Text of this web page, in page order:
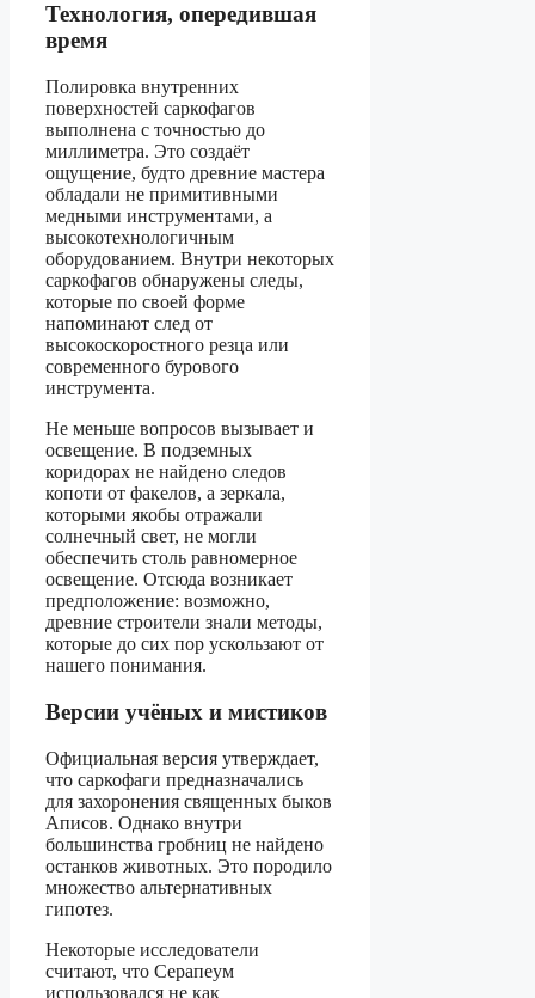
Технология, опередившая
время
Полировка внутренних
поверхностей саркофагов
выполнена с точностью до
миллиметра. Это создаёт
ощущение, будто древние мастера
обладали не примитивными
медными инструментами, а
высокотехнологичным
оборудованием. Внутри некоторых
саркофагов обнаружены следы,
которые по своей форме
напоминают след от
высокоскоростного резца или
современного бурового
инструмента.
Не меньше вопросов вызывает и
освещение. В подземных
коридорах не найдено следов
копоти от факелов, а зеркала,
которыми якобы отражали
солнечный свет, не могли
обеспечить столь равномерное
освещение. Отсюда возникает
предположение: возможно,
древние строители знали методы,
которые до сих пор ускользают от
нашего понимания.
Версии учёных и мистиков
Официальная версия утверждает,
что саркофаги предназначались
для захоронения священных быков
Аписов. Однако внутри
большинства гробниц не найдено
останков животных. Это породило
множество альтернативных
гипотез.
Некоторые исследователи
считают, что Серапеум
использовался не как